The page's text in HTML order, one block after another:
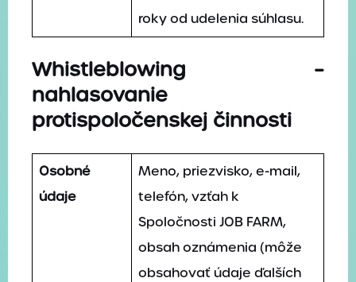
roky od udelenia súhlasu.
Whistleblowing –
nahlasovanie
protispoločenskej činnosti
Osobné
údaje
Meno, priezvisko, e-mail,
telefón, vzťah k
Spoločnosti JOB FARM,
obsah oznámenia (môže
obsahovať údaje ďalších